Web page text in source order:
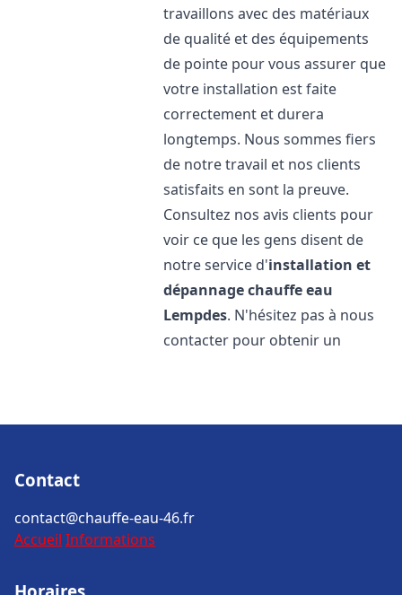
travaillons avec des matériaux
de qualité et des équipements
de pointe pour vous assurer que
votre installation est faite
correctement et durera
longtemps. Nous sommes fiers
de notre travail et nos clients
satisfaits en sont la preuve.
Consultez nos avis clients pour
voir ce que les gens disent de
notre service d'installation et
dépannage chauffe eau
Lempdes. N'hésitez pas à nous
contacter pour obtenir un
Contact
contact@chauffe-eau-46.fr
Accueil Informations